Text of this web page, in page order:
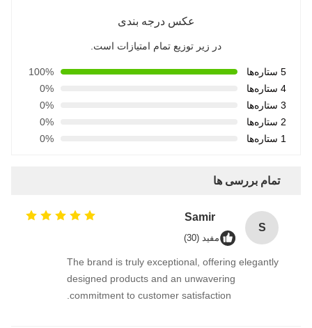
عکس درجه بندی
در زیر توزیع تمام امتیازات است.
5 ستاره‌ها
100%
4 ستاره‌ها
0%
3 ستاره‌ها
0%
2 ستاره‌ها
0%
1 ستاره‌ها
0%
تمام بررسی ها
S
Samir
مفید (30)
The brand is truly exceptional, offering elegantly
designed products and an unwavering
commitment to customer satisfaction.